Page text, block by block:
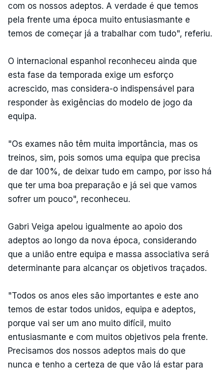
com os nossos adeptos. A verdade é que temos
pela frente uma época muito entusiasmante e
temos de começar já a trabalhar com tudo", referiu.
O internacional espanhol reconheceu ainda que
esta fase da temporada exige um esforço
acrescido, mas considera-o indispensável para
responder às exigências do modelo de jogo da
equipa.
"Os exames não têm muita importância, mas os
treinos, sim, pois somos uma equipa que precisa
de dar 100%, de deixar tudo em campo, por isso há
que ter uma boa preparação e já sei que vamos
sofrer um pouco", reconheceu.
Gabri Veiga apelou igualmente ao apoio dos
adeptos ao longo da nova época, considerando
que a união entre equipa e massa associativa será
determinante para alcançar os objetivos traçados.
"Todos os anos eles são importantes e este ano
temos de estar todos unidos, equipa e adeptos,
porque vai ser um ano muito difícil, muito
entusiasmante e com muitos objetivos pela frente.
Precisamos dos nossos adeptos mais do que
nunca e tenho a certeza de que vão lá estar para